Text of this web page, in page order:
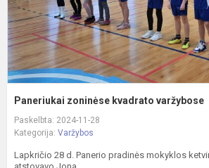
Paneriukai zoninėse kvadrato varžybose
Paskelbta: 2024-11-28
Kategorija: Varžybos
Lapkričio 28 d. Panerio pradinės mokyklos